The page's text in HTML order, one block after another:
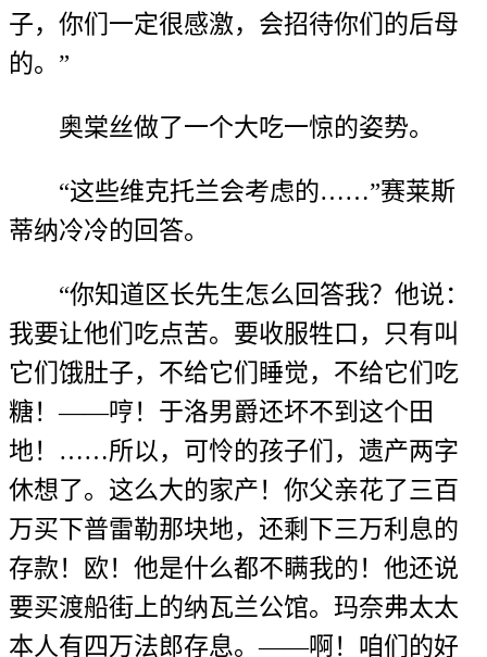
子，你们一定很感激，会招待你们的后母
的。”
奥棠丝做了一个大吃一惊的姿势。
“这些维克托兰会考虑的……”赛莱斯
蒂纳冷冷的回答。
“你知道区长先生怎么回答我？他说：
我要让他们吃点苦。要收服牲口，只有叫
它们饿肚子，不给它们睡觉，不给它们吃
糖！——哼！于洛男爵还坏不到这个田
地！……所以，可怜的孩子们，遗产两字
休想了。这么大的家产！你父亲花了三百
万买下普雷勒那块地，还剩下三万利息的
存款！欧！他是什么都不瞒我的！他还说
要买渡船街上的纳瓦兰公馆。玛奈弗太太
本人有四万法郎存息。——啊！咱们的好